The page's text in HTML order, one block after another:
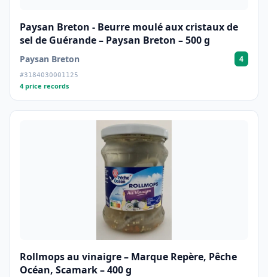
Paysan Breton - Beurre moulé aux cristaux de
sel de Guérande – Paysan Breton – 500 g
Paysan Breton 4
#3184030001125
4 price records
Rollmops au vinaigre – Marque Repère, Pêche
Océan, Scamark – 400 g